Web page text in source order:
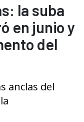
la suba
en junio y
del
anclas del